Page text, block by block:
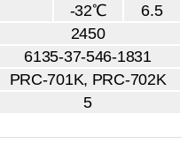
-32℃
6.5
2450
6135-37-546-1831
PRC-701K, PRC-702K
5